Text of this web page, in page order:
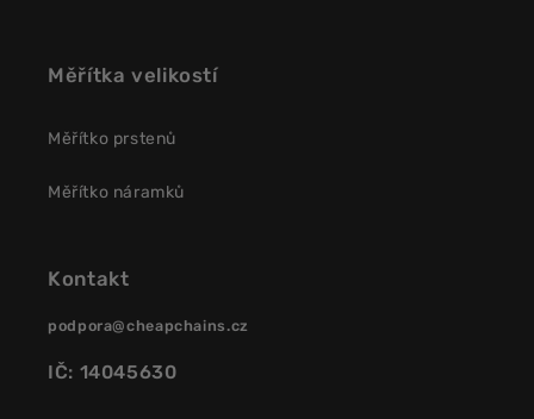
Měřítka velikostí
Měřítko prstenů
Měřítko náramků
Kontakt
podpora@cheapchains.cz
IČ: 14045630